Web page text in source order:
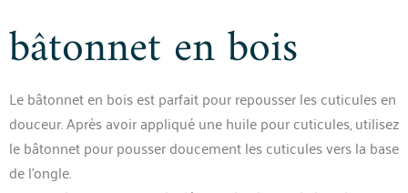
bâtonnet en bois
Le bâtonnet en bois est parfait pour repousser les cuticules en
douceur. Après avoir appliqué une huile pour cuticules, utilisez
le bâtonnet pour pousser doucement les cuticules vers la base
de l’ongle.